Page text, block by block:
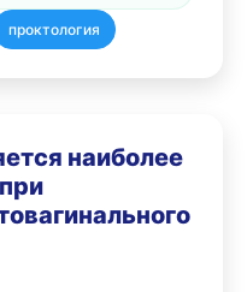
проктология
наиболее